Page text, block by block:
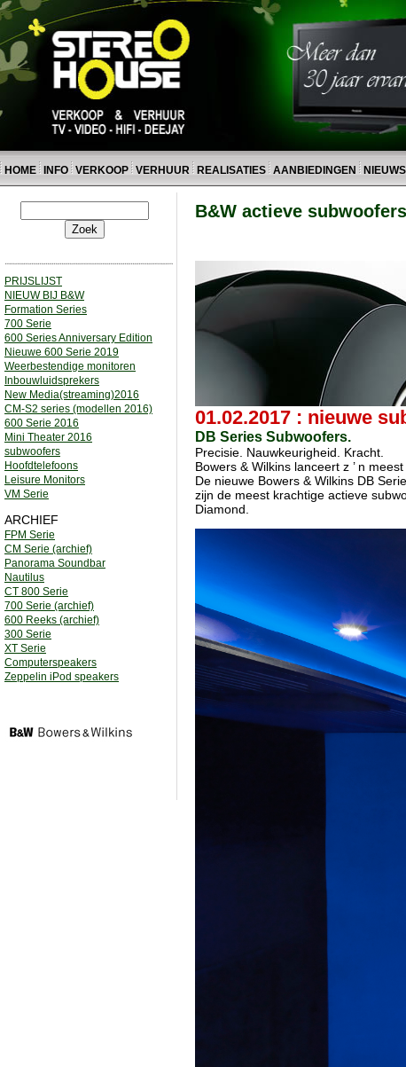
HOME INFO VERKOOP VERHUUR REALISATIES AANBIEDINGEN NIEUWS
PRIJSLIJST
NIEUW BIJ B&W
Formation Series
700 Serie
600 Series Anniversary Edition
Nieuwe 600 Serie 2019
Weerbestendige monitoren
Inbouwluidsprekers
New Media(streaming)2016
CM-S2 series (modellen 2016)
600 Serie 2016
Mini Theater 2016
subwoofers
Hoofdtelefoons
Leisure Monitors
VM Serie
ARCHIEF
FPM Serie
CM Serie (archief)
Panorama Soundbar
Nautilus
CT 800 Serie
700 Serie (archief)
600 Reeks (archief)
300 Serie
XT Serie
Computerspeakers
Zeppelin iPod speakers
B&W actieve
01.02.2017 : nieuwe
DB Series Subwoofers.
Precisie. Nauwkeurigheid. Kracht.
Bowers & Wilkins lanceert z ’ n
De nieuwe Bowers & Wilkins DB
zijn de meest krachtige actieve
Diamond.